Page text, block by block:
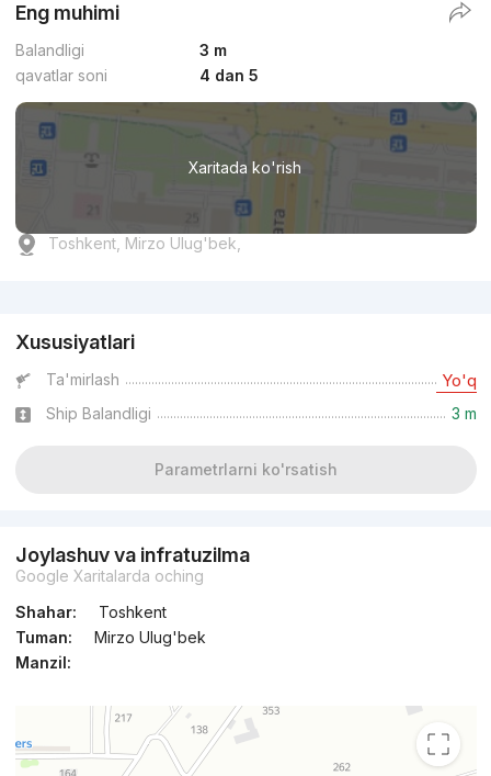
Eng muhimi
Balandligi
3 m
qavatlar soni
4 dan 5
Xaritada ko'rish
Toshkent, Mirzo Ulug'bek,
Xususiyatlari
Ta'mirlash Yo'q
Ship Balandligi 3 m
Parametrlarni ko'rsatish
Joylashuv va infratuzilma
Google Xaritalarda oching
Shahar:
Toshkent
Tuman:
Mirzo Ulug'bek
Manzil: